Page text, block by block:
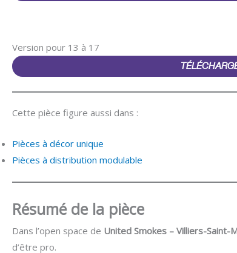
Version pour 13 à 17
Cette pièce figure aussi dans :
Pièces à décor unique
Pièces à distribution modulable
Résumé de la pièce
Dans l’open space de United Smokes – Villiers-Saint-
d’être pro.